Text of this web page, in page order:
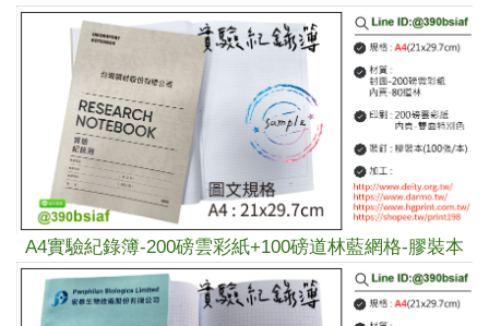
A4實驗紀錄簿-200磅雲彩紙+100磅道林藍網格-膠裝本